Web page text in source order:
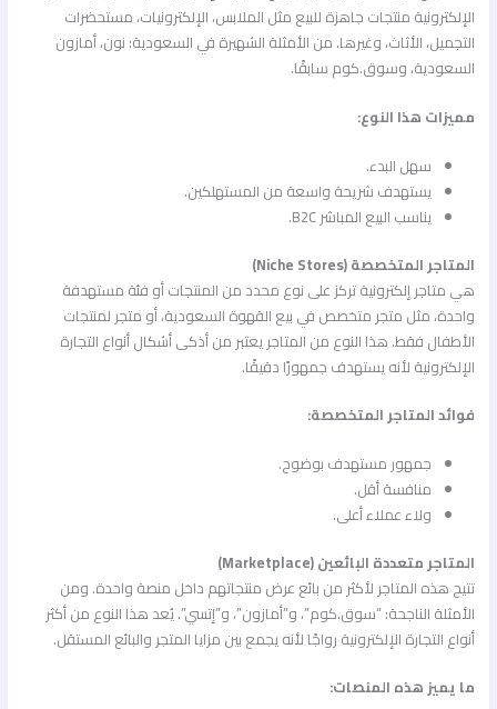
الإلكترونية منتجات جاهزة للبيع مثل الملابس، الإلكترونيات، مستحضرات
التجميل، الأثاث، وغيرها. من الأمثلة الشهيرة في السعودية: نون، أمازون
السعودية، وسوق.كوم سابقًا.
مميزات هذا النوع:
سهل البدء.
يستهدف شريحة واسعة من المستهلكين.
يناسب البيع المباشر B2C.
المتاجر المتخصصة (Niche Stores)
هي متاجر إلكترونية تركز على نوع محدد من المنتجات أو فئة مستهدفة
واحدة، مثل متجر متخصص في بيع القهوة السعودية، أو متجر لمنتجات
الأطفال فقط. هذا النوع من المتاجر يعتبر من أذكى أشكال أنواع التجارة
الإلكترونية لأنه يستهدف جمهورًا دقيقًا.
فوائد المتاجر المتخصصة:
جمهور مستهدف بوضوح.
منافسة أقل.
ولاء عملاء أعلى.
المتاجر متعددة البائعين (Marketplace)
تتيح هذه المتاجر لأكثر من بائع عرض منتجاتهم داخل منصة واحدة. ومن
الأمثلة الناجحة: “سوق.كوم”، و”أمازون”، و”إتسي”. يُعد هذا النوع من أكثر
أنواع التجارة الإلكترونية رواجًا لأنه يجمع بين مزايا المتجر والبائع المستقل.
ما يميز هذه المنصات: